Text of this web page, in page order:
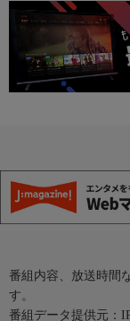
番組内容、放送時間
す。
番組データ提供元：